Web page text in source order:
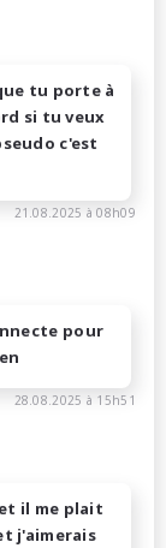
tu porte à
si tu veux
c'est
21.08.2025 à 08h09
pour
28.08.2025 à 15h51
il me plait
j'aimerais